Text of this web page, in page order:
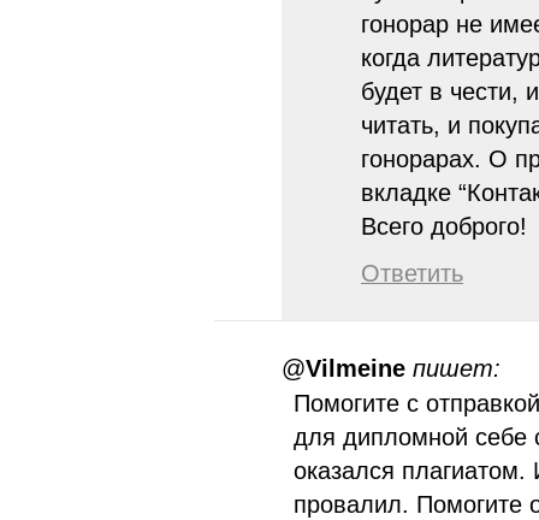
гонорар не
когда
будет в чести,
читать, и
гонорарах. О
вкладке
Всего доброго!
Ответить
@Vilmeine пишет:
Помогите с
для дипломной себе
оказался
провалил. Помогите